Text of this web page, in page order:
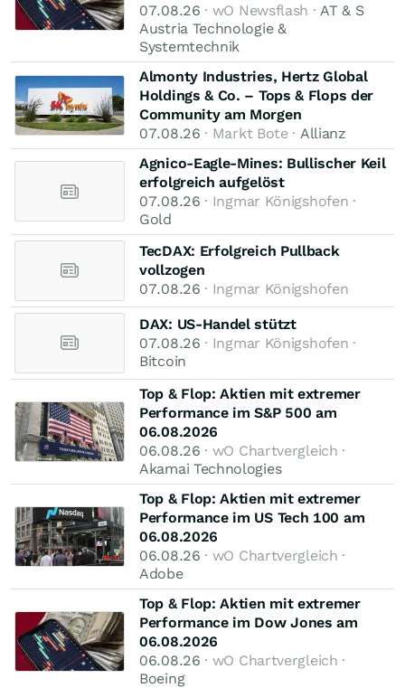
07.08.26 · wO Newsflash ·AT & S
Austria Technologie &
Systemtechnik
Almonty Industries, Hertz Global
Holdings & Co. – Tops & Flops der
Community am Morgen
07.08.26 · Markt Bote · Allianz
Agnico-Eagle-Mines: Bullischer Keil
erfolgreich aufgelöst
07.08.26 · Ingmar Königshofen ·
Gold
TecDAX: Erfolgreich Pullback
vollzogen
07.08.26 · Ingmar Königshofen
DAX: US-Handel stützt
07.08.26 · Ingmar Königshofen ·
Bitcoin
Top & Flop: Aktien mit extremer
Performance im S&P 500 am
06.08.2026
06.08.26 · wO Chartvergleich ·
Akamai Technologies
Top & Flop: Aktien mit extremer
Performance im US Tech 100 am
06.08.2026
06.08.26 · wO Chartvergleich ·
Adobe
Top & Flop: Aktien mit extremer
Performance im Dow Jones am
06.08.2026
06.08.26 · wO Chartvergleich ·
Boeing